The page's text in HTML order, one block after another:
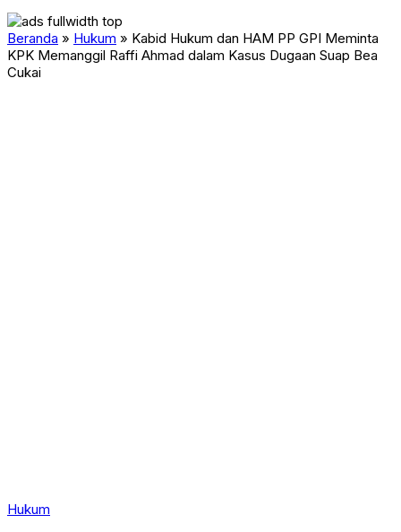
Beranda » Hukum » Kabid Hukum dan HAM PP GPI Meminta
KPK Memanggil Raffi Ahmad dalam Kasus Dugaan Suap Bea
Cukai
Hukum